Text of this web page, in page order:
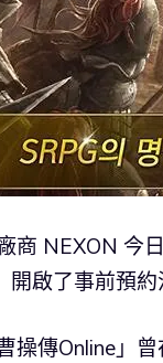
商 NEXON 今
開啟了事前預約
曹操傳Online」